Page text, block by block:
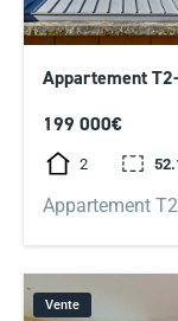
Appartement
199 000€
2
Appartement T2
Vente